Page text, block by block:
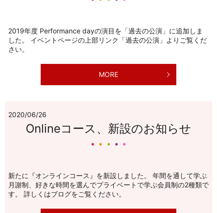
2019年度 Performance dayの演目を「過去の公演」に追加しま
した。 イベントページの上部リンク「過去の公演」よりご覧くだ
さい。
MORE
2020/06/26
Onlineコース、新設のお知らせ
新たに『オンラインコース』を新設しました。 年間を通して学ぶ
月謝制、好きな時間を選んでプライベートで学ぶ会員制の2種類で
す。 詳しくはブログをご覧ください。